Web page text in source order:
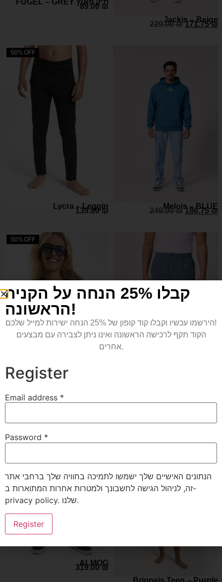
FUGEL – GREY תיק פאוץ
89.00 ₪
Jackis – Beige
229.00₪ 171.75₪
50% OFF
Lycra – Leggin
139.00 ₪
Melois – BLUE
249.00₪ 186.75₪
50% OFF
PECAN – Dark Grey
ALMOG
319.00₪
Brioneis Teen – Purple
קבלו 25% הנחה על הקניה
הראשונה!
הירשמו עכשיו וקבלו קוד קופון של 25% הנחה ישירות למייל שלכם!
הקוד תקף לרכישה הראשונה ואינו ניתן לצבירה עם מבצעים
אחרים.
Register
Email address *
Password *
הנתונים האישיים שלך ישמשו לתמיכה בחוויה שלך ברחבי אתר
זה, לניהול הגישה לחשבונך ולמטרות אחרות המתוארות ב-
privacy policy
. שלנו.
Register